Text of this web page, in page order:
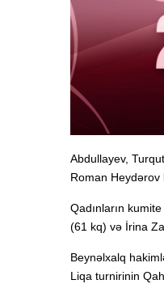
Abdullayev,
Roman Heydərov
Qadınların
(61 kq) və İrina
Beynəlxalq
Liqa turnirinin